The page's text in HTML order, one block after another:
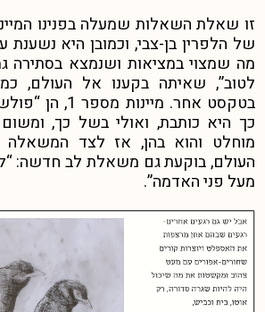
של הלפרין בן-צבי, וכמובן היא
מה שמצוי במציאות ושנמצא בסתירה
לטוב”, שאיתה בקענו אל העולם,
בטקסט אחר.
כך היא כותבת, ואולי בשל כך,
מוחלט והוא בהן, אז לצד
העולם, בוקעת גם משאלת לב חדשה:
מעל פני האדמה”.